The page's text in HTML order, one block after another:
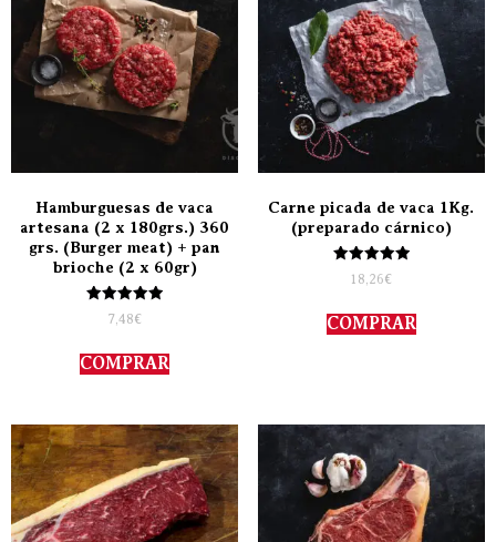
Hamburguesas de vaca
artesana (2 x 180grs.) 360
grs. (Burger meat) + pan
brioche (2 x 60gr)
Valorado
con
de 5
7,48€
COMPRAR
Carne picada de vaca 1Kg.
(preparado cárnico)
Valorado
con
de 5
18,26€
COMPRAR